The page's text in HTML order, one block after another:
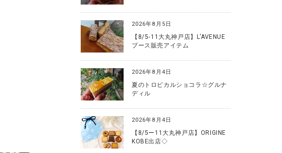
【8/5‐11大丸神戸店】L’AVENUE
ブース販売アイテム
2026年8月5日
夏のトロピカルショコラ☆グルナ
ディル
2026年8月4日
【8/5ー11大丸神戸店】ORIGINE
KOBE出店◇
2026年8月4日